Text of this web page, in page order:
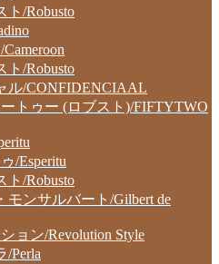
ト/Robusto
ト/Robusto
ル/CONFIDENCIAAL
トゥー (ロブスト)/FIFTYTWO
/Esperitu
ト/Robusto
モンサルバート/Gilbert de
ョン/Revolution Style
/Perla